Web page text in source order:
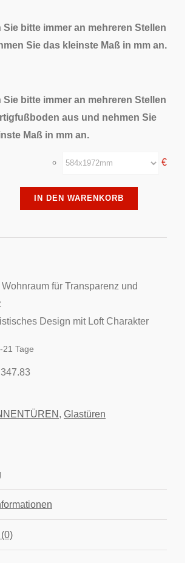
Sie bitte immer an mehreren Stellen
Sie das kleinste Maß in mm an.
Sie bitte immer an mehreren Stellen
aus und nehmen Sie
Maß in mm an.
€
IN DEN WARENKORB
für Transparenz und
Design mit Loft Charakter
21 Tage
347.83
, Glastüren